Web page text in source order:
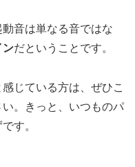
音は単なる音ではな
ンだということです。
じている方は、ぜひこ
。きっと、いつものパ
す。